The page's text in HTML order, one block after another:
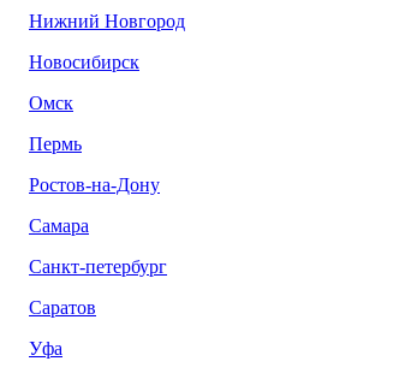
Нижний Новгород
Новосибирск
Омск
Пермь
Ростов-на-Дону
Самара
Санкт-петербург
Саратов
Уфа